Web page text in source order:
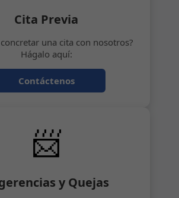
Cita Previa
una cita con nosotros?
Hágalo aquí:
Contáctenos
📨
y Quejas